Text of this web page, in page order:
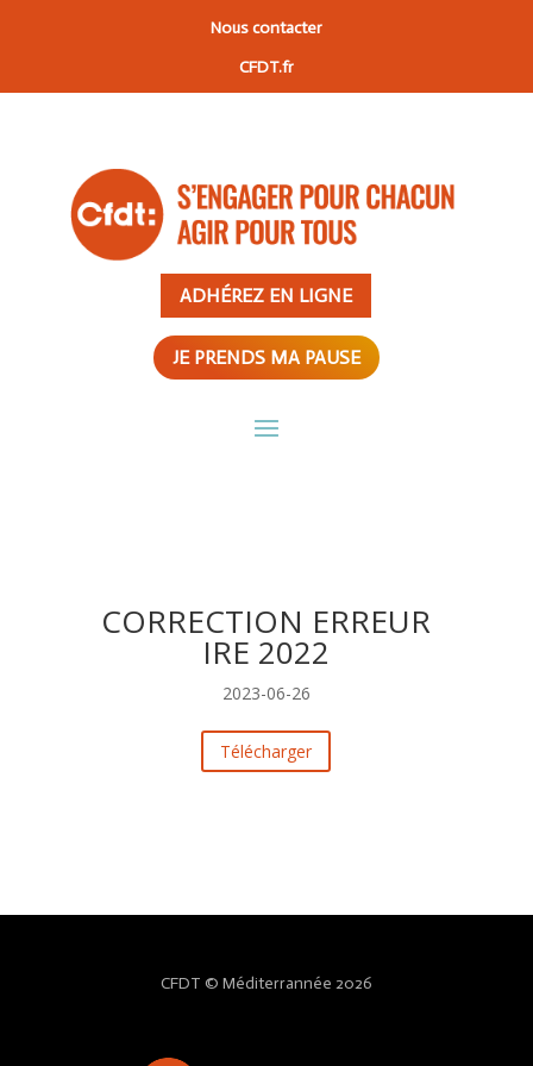
Nous contacter
CFDT.fr
ADHÉREZ EN LIGNE
JE PRENDS MA PAUSE
CORRECTION ERREUR
IRE 2022
2023-06-26
Télécharger
CFDT © Méditerrannée 2026